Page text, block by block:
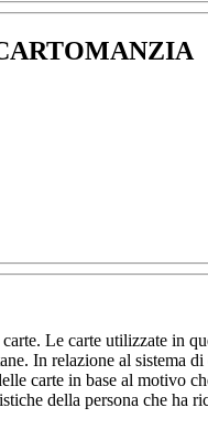
Le carte utilizzate in
In relazione al
carte in base al motivo
della persona che ha